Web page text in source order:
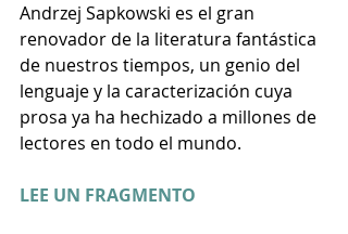
Andrzej Sapkowski es el gran
renovador de la literatura fantástica
de nuestros tiempos, un genio del
lenguaje y la caracterización cuya
prosa ya ha hechizado a millones de
lectores en todo el mundo.
LEE UN FRAGMENTO